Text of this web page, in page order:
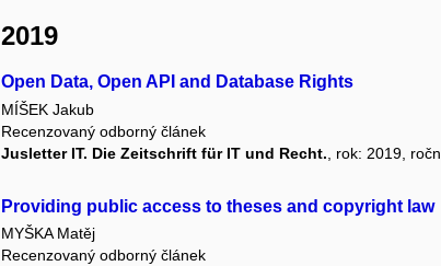
2019
Open Data, Open API and Database Rights
MÍŠEK Jakub
Recenzovaný odborný článek
Jusletter IT. Die Zeitschrift für IT und Recht. , rok: 2019,
Providing public access to theses and copyright law
MYŠKA Matěj
Recenzovaný odborný článek